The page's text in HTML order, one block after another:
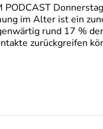
PODCAST
im Alter ist ein
rund 17 %
zurückgreifen